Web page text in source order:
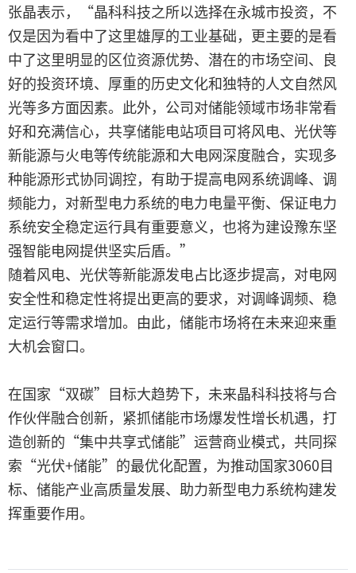
张晶表示，“晶科科技之所以选择在永城市投资，不
仅是因为看中了这里雄厚的工业基础，更主要的是看
中了这里明显的区位资源优势、潜在的市场空间、良
好的投资环境、厚重的历史文化和独特的人文自然风
光等多方面因素。此外，公司对储能领域市场非常看
好和充满信心，共享储能电站项目可将风电、光伏等
新能源与火电等传统能源和大电网深度融合，实现多
种能源形式协同调控，有助于提高电网系统调峰、调
频能力，对新型电力系统的电力电量平衡、保证电力
系统安全稳定运行具有重要意义，也将为建设豫东坚
强智能电网提供坚实后盾。”
随着风电、光伏等新能源发电占比逐步提高，对电网
安全性和稳定性将提出更高的要求，对调峰调频、稳
定运行等需求增加。由此，储能市场将在未来迎来重
大机会窗口。
在国家“双碳”目标大趋势下，未来晶科科技将与合
作伙伴融合创新，紧抓储能市场爆发性增长机遇，打
造创新的“集中共享式储能”运营商业模式，共同探
索“光伏+储能”的最优化配置，为推动国家3060目
标、储能产业高质量发展、助力新型电力系统构建发
挥重要作用。